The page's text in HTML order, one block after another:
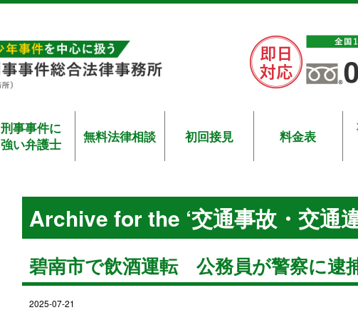
刑事事件に
強い弁護士
無料法律相談 初回接見 料金表
Archive for the ‘交通事故・交通
碧南市で飲酒運転 公務員が警察に逮
2025-07-21